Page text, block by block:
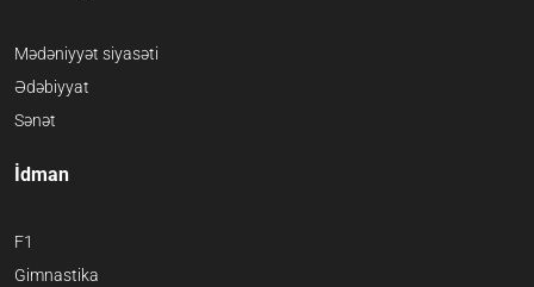
Mədəniyyət siyasəti
Ədəbiyyat
Sənət
İdman
F1
Gimnastika